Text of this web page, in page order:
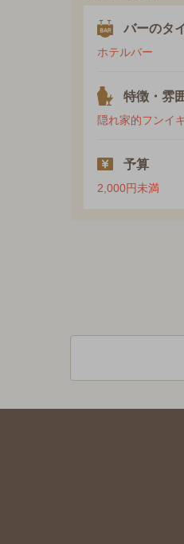
バーのタ
ホテルバー
特徴・雰
隠れ家的フンイキ
予算
2,000円未満